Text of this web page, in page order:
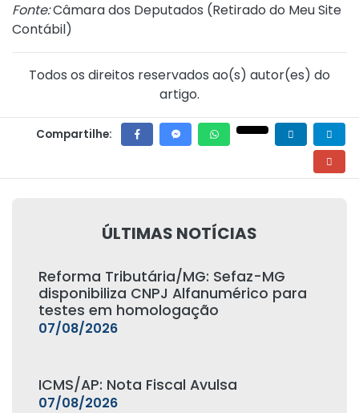
Fonte:Câmara dos Deputados (Retirado do Meu Site
Contábil)
Todos os direitos reservados ao(s) autor(es) do
artigo.
Compartilhe:
ÚLTIMAS NOTÍCIAS
Reforma Tributária/MG: Sefaz-MG
disponibiliza CNPJ Alfanumérico para
testes em homologação
07/08/2026
ICMS/AP: Nota Fiscal Avulsa
07/08/2026